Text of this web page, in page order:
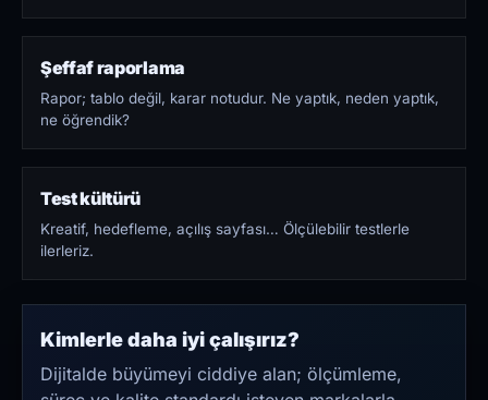
Şeffaf raporlama
Rapor; tablo değil, karar notudur. Ne yaptık, neden yaptık,
ne öğrendik?
Test kültürü
Kreatif, hedefleme, açılış sayfası… Ölçülebilir testlerle
ilerleriz.
Kimlerle daha iyi çalışırız?
Dijitalde büyümeyi ciddiye alan; ölçümleme,